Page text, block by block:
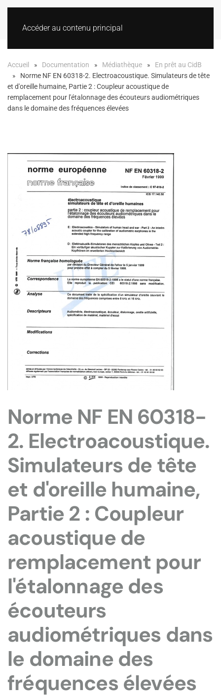
Accéder au contenu principal
Accueil Documentation Médiathèque
En prêt au CidB
Norme NF EN 60318-2. Electroacoustique. Simulateurs de tête
et d'oreille humaine, Partie 2 : Coupleur acoustique de
remplacement pour l'étalonnage des écouteurs audiométriques
dans le domaine des fréquences élevées
Norme NF EN 60318-
2. Electroacoustique.
Simulateurs de tête
et d'oreille humaine,
Partie 2 : Coupleur
acoustique de
remplacement pour
l'étalonnage des
écouteurs
audiométriques dans
le domaine des
fréquences élevées